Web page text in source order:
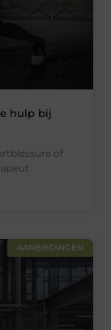
hulp bij
of
AANBIEDINGEN